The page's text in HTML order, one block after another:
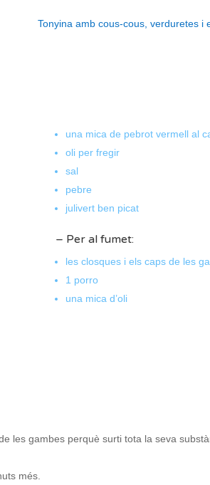
Tonyina amb cous-cous, verduretes i
una mica de pebrot vermell al
oli per fregir
sal
pebre
julivert ben picat
– Per al fumet:
les closques i els caps de les
1 porro
una mica d’oli
les gambes perquè surti tota la seva
més.